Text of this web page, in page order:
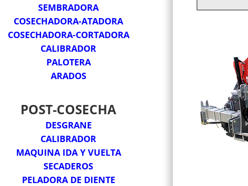
SEMBRADORA
COSECHADORA-ATADORA
COSECHADORA-CORTADORA
CALIBRADOR
PALOTERA
ARADOS
POST-COSECHA
DESGRANE
CALIBRADOR
MAQUINA IDA Y VUELTA
SECADEROS
PELADORA DE DIENTE